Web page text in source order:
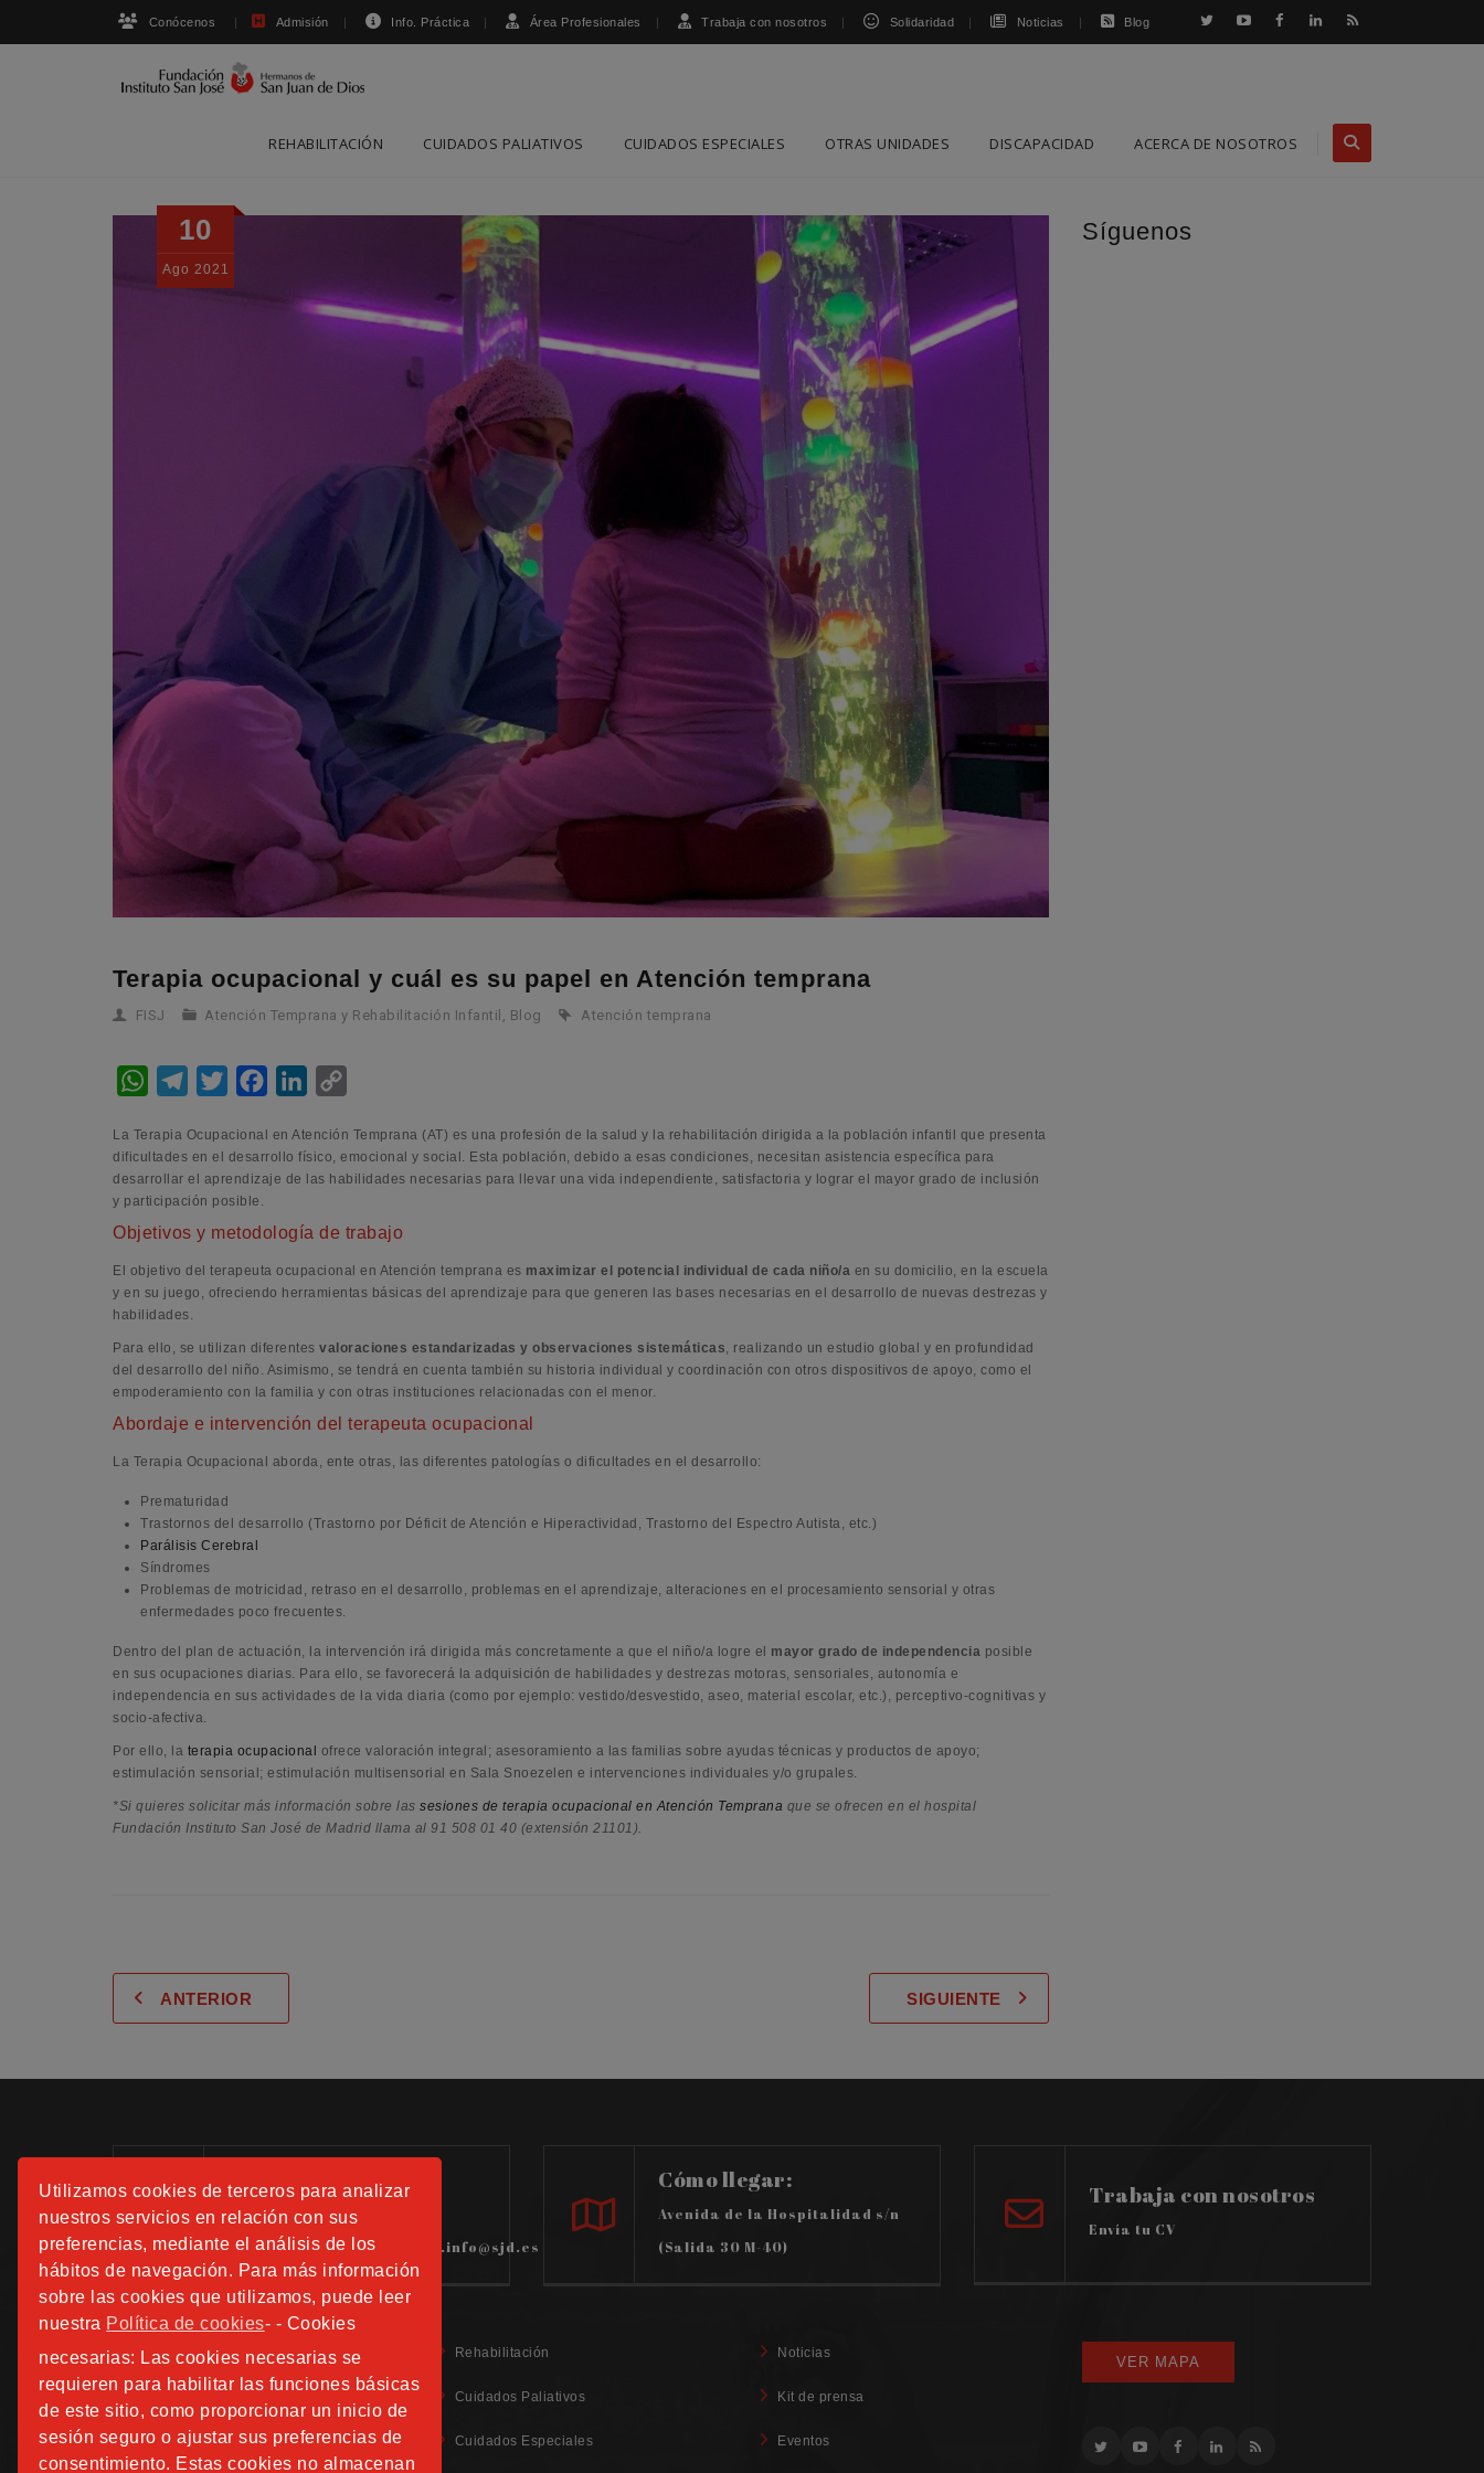
Utilizamos cookies de terceros para analizar
nuestros servicios en relación con sus
preferencias, mediante el análisis de los
hábitos de navegación. Para más información
sobre las cookies que utilizamos, puede leer
nuestra Política de cookies- - Cookies
necesarias: Las cookies necesarias se
requieren para habilitar las funciones básicas
de este sitio, como proporcionar un inicio de
sesión seguro o ajustar sus preferencias de
consentimiento. Estas cookies no almacenan
Conócenos Admisión Info. Práctica Área Profesionales Trabaja con nosotros Solidaridad Noticias Blog
REHABILITACIÓN CUIDADOS PALIATIVOS CUIDADOS ESPECIALES OTRAS UNIDADES DISCAPACIDAD ACERCA DE NOSOTROS
10
Ago 2021
Terapia ocupacional y cuál es su papel en Atención temprana
FISJ Atención Temprana y Rehabilitación Infantil Blog Atención temprana
W
a
t
s
A
p
p
l
e
g
r
a
m
i
t
t
e
r
c
e
o
o
k
n
k
d
I
n
p
y
i
n
k
La Terapia Ocupacional en Atención Temprana (AT) es una profesión de la salud y la rehabilitación dirigida a la población infantil que presenta
dificultades en el desarrollo físico, emocional y social. Esta población, debido a esas condiciones, necesitan asistencia específica para
desarrollar el aprendizaje de las habilidades necesarias para llevar una vida independiente, satisfactoria y lograr el mayor grado de inclusión
y participación posible.
Objetivos y metodología de trabajo
El objetivo del terapeuta ocupacional en Atención temprana es maximizar el potencial individual de cada niño/a en su domicilio, en la escuela
y en su juego, ofreciendo herramientas básicas del aprendizaje para que generen las bases necesarias en el desarrollo de nuevas destrezas y
habilidades.
Para ello, se utilizan diferentes valoraciones estandarizadas y observaciones sistemáticas , realizando un estudio global y en profundidad
del desarrollo del niño. Asimismo, se tendrá en cuenta también su historia individual y coordinación con otros dispositivos de apoyo, como el
empoderamiento con la familia y con otras instituciones relacionadas con el menor.
Abordaje e intervención del terapeuta ocupacional
La Terapia Ocupacional aborda, ente otras, las diferentes patologías o dificultades en el desarrollo:
Prematuridad
Trastornos del desarrollo (Trastorno por Déficit de Atención e Hiperactividad, Trastorno del Espectro Autista, etc.)
Parálisis Cerebral
Síndromes
Problemas de motricidad, retraso en el desarrollo, problemas en el aprendizaje, alteraciones en el procesamiento sensorial y otras
enfermedades poco frecuentes.
Dentro del plan de actuación, la intervención irá dirigida más concretamente a que el niño/a logre el mayor grado de independencia posible
en sus ocupaciones diarias. Para ello, se favorecerá la adquisición de habilidades y destrezas motoras, sensoriales, autonomía e
independencia en sus actividades de la vida diaria (como por ejemplo: vestido/desvestido, aseo, material escolar, etc.), perceptivo-cognitivas y
socio-afectiva.
Por ello, la terapia ocupacional ofrece valoración integral; asesoramiento a las familias sobre ayudas técnicas y productos de apoyo;
estimulación sensorial; estimulación multisensorial en Sala Snoezelen e intervenciones individuales y/o grupales.
*Si quieres solicitar más información sobre las sesiones de terapia ocupacional en Atención Temprana que se ofrecen en el hospital
Fundación Instituto San José de Madrid llama al 91 508 01 40 (extensión 21101).
ANTERIOR SIGUIENTE
Síguenos
Información:
Tels.: 91 508 01 40 -41-42
hospitalfundacionsanjose.info@sjd.es
Cómo llegar:
Avenida de la Hospitalidad s/n
(Salida 30 M-40)
Trabaja con nosotros
Envía tu CV
Aviso Legal
Política de Privacidad
Rehabilitación
Cuidados Paliativos
Cuidados Especiales
Noticias
Kit de prensa
Eventos
VER MAPA